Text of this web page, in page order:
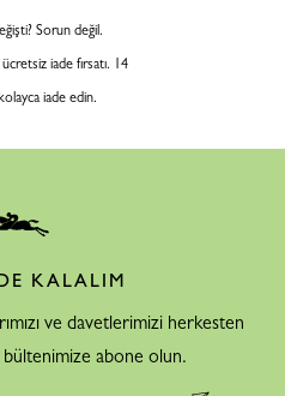
Sorun değil.
iade fırsatı. 14
iade edin.
KALALIM
ve davetlerimizi herkesten
abone olun.